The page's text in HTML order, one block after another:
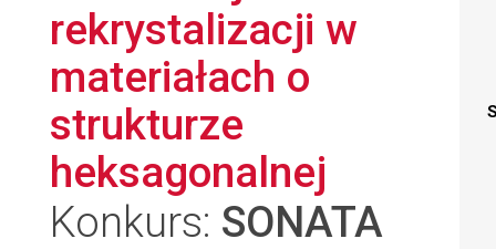
rekrystalizacji w
materiałach o
strukturze
heksagonalnej
Konkurs: SONATA